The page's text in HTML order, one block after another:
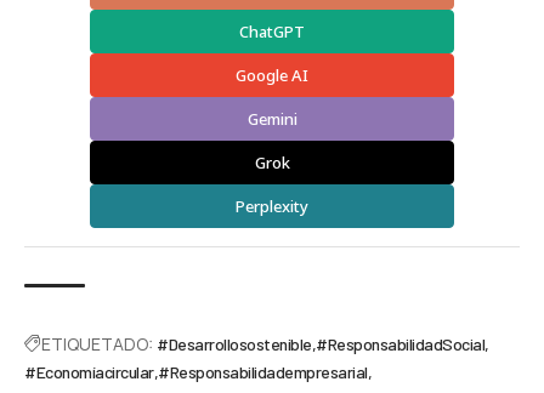
ChatGPT
Google AI
Gemini
Grok
Perplexity
ETIQUETADO: #Desarrollosostenible #ResponsabilidadSocial
#Economíacircular #Responsabilidadempresarial